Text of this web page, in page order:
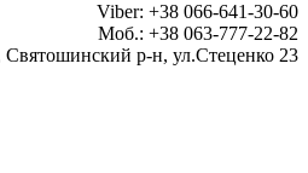
Viber: +38 066-641-30-60
Моб.: +38 063-777-22-82
Святошинский р-н, ул.Стеценко 23